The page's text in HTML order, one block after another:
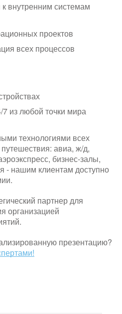
внутренним системам
проектов
всех процессов
из любой точки мира
технологиями всех
авиа, ж/д,
бизнес-залы,
- нашим клиентам доступно
партнер для
организацией
презентацию?